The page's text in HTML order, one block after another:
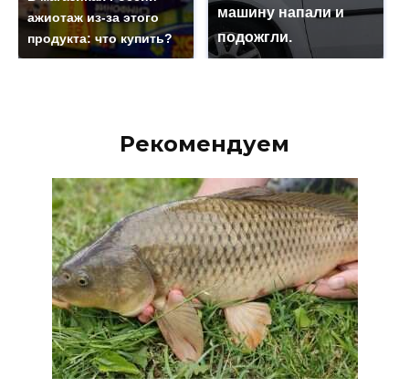
ажиотаж из-за этого
продукта: что купить?
машину напали и
подожгли.
Рекомендуем